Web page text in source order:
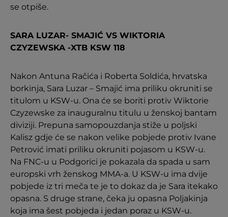
se otpiše.
SARA LUZAR- SMAJIĆ VS WIKTORIA
CZYZEWSKA -XTB KSW 118
Nakon Antuna Račića i Roberta Soldića, hrvatska
borkinja, Sara Luzar – Smajić ima priliku okruniti se
titulom u KSW-u. Ona će se boriti protiv Wiktorie
Czyzewske za inauguralnu titulu u ženskoj bantam
diviziji. Prepuna samopouzdanja stiže u poljski
Kalisz gdje će se nakon velike pobjede protiv Ivane
Petrović imati priliku okruniti pojasom u KSW-u.
Na FNC-u u Podgorici je pokazala da spada u sam
europski vrh ženskog MMA-a. U KSW-u ima dvije
pobjede iz tri meča te je to dokaz da je Sara itekako
opasna. S druge strane, čeka ju opasna Poljakinja
koja ima šest pobjeda i jedan poraz u KSW-u.